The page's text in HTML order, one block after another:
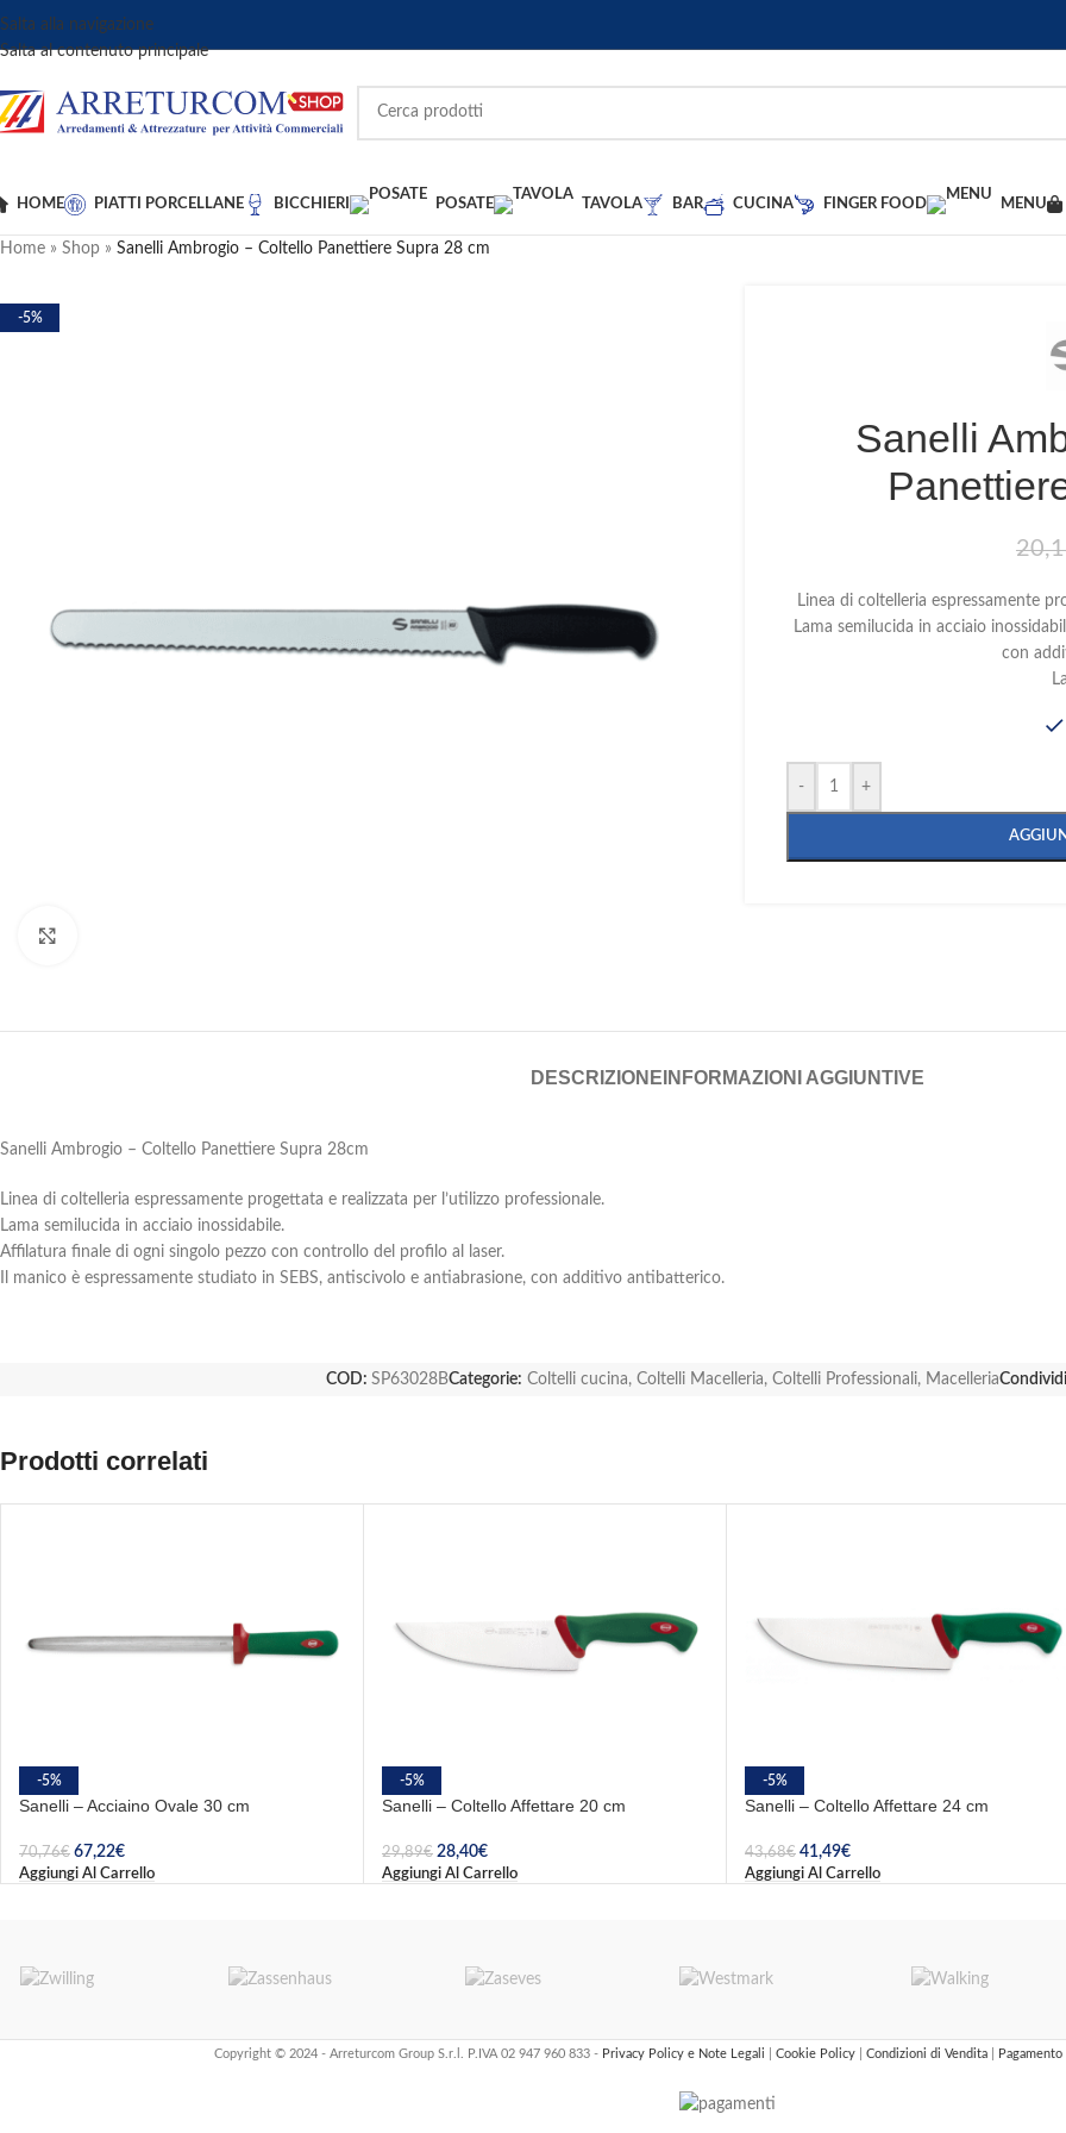
Salta alla navigazione
Salta al contenuto principale
HOME PIATTI PORCELLANE BICCHIERI POSATE TAVOLA BAR CUCINA FINGER FOOD MENU
Home » Shop » Sanelli Ambrogio – Coltello Panettiere Supra 28 cm
-5%
Sanelli
Linea di coltelleria espressamente
Lama semilucida in acciaio
con
- +
DESCRIZIONE INFORMAZIONI AGGIUNTIVE
Sanelli Ambrogio – Coltello Panettiere Supra 28cm
Linea di coltelleria espressamente progettata e realizzata per l’utilizzo professionale.
Lama semilucida in acciaio inossidabile.
Affilatura finale di ogni singolo pezzo con controllo del profilo al laser.
Il manico è espressamente studiato in SEBS, antiscivolo e antiabrasione, con additivo antibatterico.
COD: SP63028BCategorie: Coltelli cucina, Coltelli Macelleria, Coltelli Professionali, Macelleria
Prodotti correlati
-5%
Sanelli – Acciaino Ovale 30 cm
70,76€ 67,22€
Aggiungi Al Carrello
-5%
Sanelli – Coltello Affettare 20 cm
29,89€ 28,40€
Aggiungi Al Carrello
-5%
Sanelli – Coltello Affettare 24 cm
43,68€ 41,49€
Aggiungi Al Carrello
Copyright © 2024 - Arreturcom Group S.r.l. P.IVA 02 947 960 833 - Privacy Policy e Note Legali Cookie Policy Condizioni di Vendita